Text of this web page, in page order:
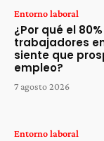
Entorno laboral
¿Por qué el
trabajadores
siente que
empleo?
7 agosto 2026
Entorno laboral